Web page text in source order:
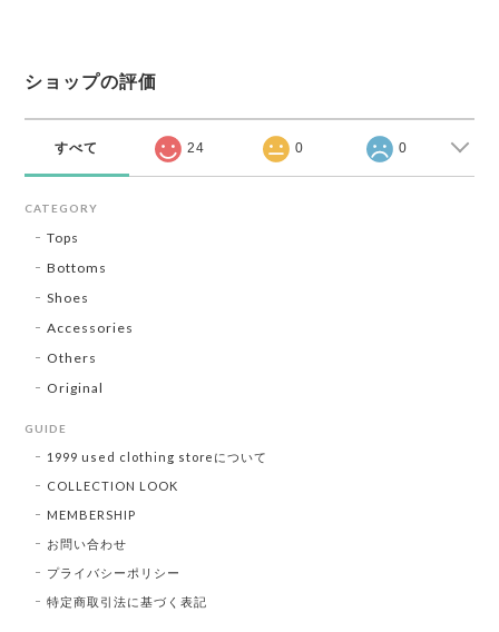
ショップの評価
すべて 24 0 0
CATEGORY
Tops
Bottoms
Shoes
Accessories
Others
Original
GUIDE
1999 used clothing storeについて
COLLECTION LOOK
MEMBERSHIP
お問い合わせ
プライバシーポリシー
特定商取引法に基づく表記